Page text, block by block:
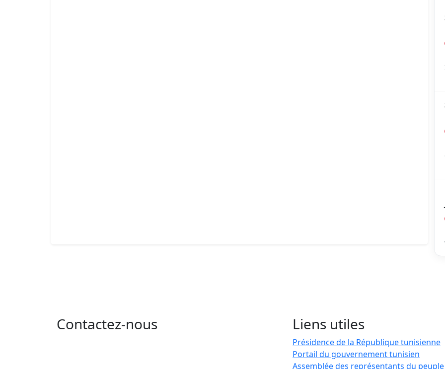
Contactez-nous Liens utiles
Présidence de la République tunisienne
Portail du gouvernement tunisien
Assemblée des représentants du peuple